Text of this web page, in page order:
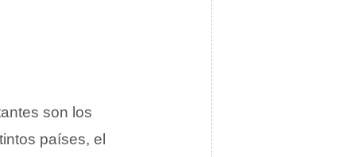
son los
países, el